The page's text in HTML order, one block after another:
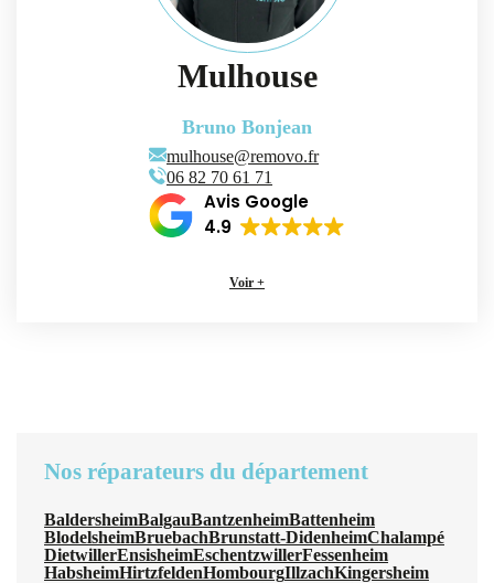
Mulhouse
Bruno Bonjean
mulhouse@removo.fr
‭06 82 70 61 71‬
Avis Google
4.9
Voir +
Nos réparateurs du département
BaldersheimBalgauBantzenheimBattenheim
BlodelsheimBruebachBrunstatt-DidenheimChalampé
DietwillerEnsisheimEschentzwillerFessenheim
HabsheimHirtzfeldenHombourgIllzachKingersheim